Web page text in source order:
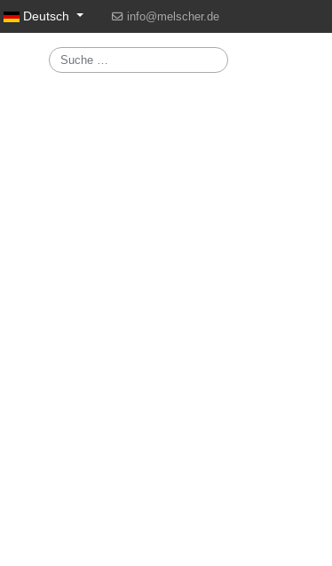
info@melscher.de
Sprache auswählen
Deutsch
Suchen